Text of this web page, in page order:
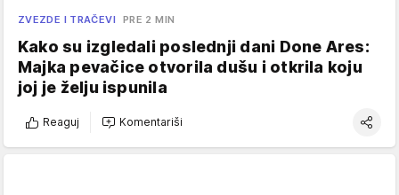
ZVEZDE I TRAČEVI PRE 2 MIN
Kako su izgledali poslednji dani Done Ares:
Majka pevačice otvorila dušu i otkrila koju
joj je želju ispunila
Reaguj Komentariši